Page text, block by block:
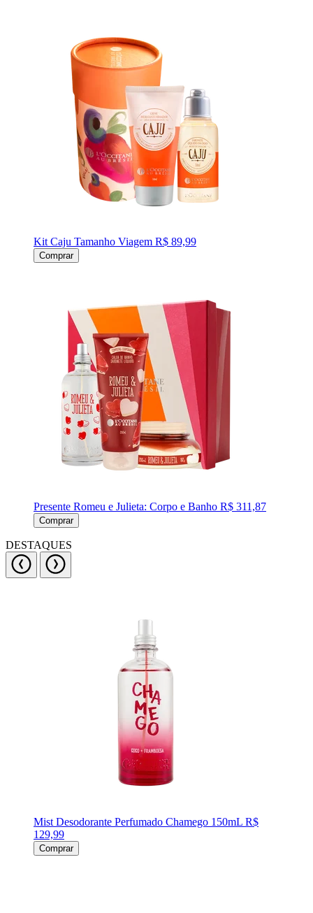
Kit Caju Tamanho Viagem R$ 89,99
Comprar
Presente Romeu e Julieta: Corpo e Banho R$ 311,87
Comprar
DESTAQUES
Mist Desodorante Perfumado Chamego 150mL R$
129,99
Comprar